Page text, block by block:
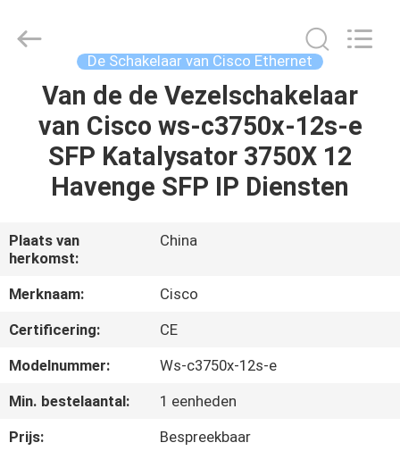
HUIS
PRODUCTEN
OVER
ONS
FABRIEKSTOCHT
KWALITEITSCONTROLE
Ltd..
De Schakelaar van Cisco Ethernet
Van de de Vezelschakelaar
van Cisco ws-c3750x-12s-e
SFP Katalysator 3750X 12
Havenge SFP IP Diensten
Plaats van
herkomst:
China
Merknaam:
Cisco
Certificering:
CE
Modelnummer:
Ws-c3750x-12s-e
Min. bestelaantal:
1 eenheden
Prijs:
Bespreekbaar